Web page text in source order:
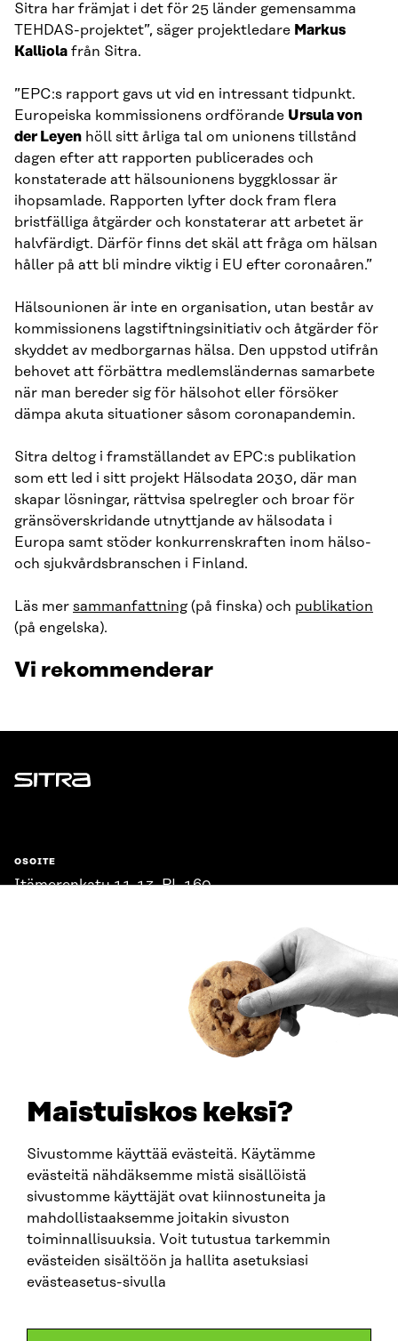
Maistuiskos keksi?
Sivustomme käyttää evästeitä. Käytämme
evästeitä nähdäksemme mistä sisällöistä
sivustomme käyttäjät ovat kiinnostuneita ja
mahdollistaaksemme joitakin sivuston
toiminnallisuuksia. Voit tutustua tarkemmin
evästeiden sisältöön ja hallita asetuksiasi
evästeasetus-sivulla
Sitra har främjat i det för 25 länder gemensamma
TEHDAS-projektet”, säger projektledare Markus
Kalliola från Sitra.
”EPC:s rapport gavs ut vid en intressant tidpunkt.
Europeiska kommissionens ordförande Ursula von
der Leyen höll sitt årliga tal om unionens tillstånd
dagen efter att rapporten publicerades och
konstaterade att hälsounionens byggklossar är
ihopsamlade. Rapporten lyfter dock fram flera
bristfälliga åtgärder och konstaterar att arbetet är
halvfärdigt. Därför finns det skäl att fråga om hälsan
håller på att bli mindre viktig i EU efter coronaåren.”
Hälsounionen är inte en organisation, utan består av
kommissionens lagstiftningsinitiativ och åtgärder för
skyddet av medborgarnas hälsa. Den uppstod utifrån
behovet att förbättra medlemsländernas samarbete
när man bereder sig för hälsohot eller försöker
dämpa akuta situationer såsom coronapandemin.
Sitra deltog i framställandet av EPC:s publikation
som ett led i sitt projekt Hälsodata 2030, där man
skapar lösningar, rättvisa spelregler och broar för
gränsöverskridande utnyttjande av hälsodata i
Europa samt stöder konkurrenskraften inom hälso-
och sjukvårdsbranschen i Finland.
Läs mer sammanfattning(på finska) och publikation
(på engelska).
Vi rekommenderar
Sitra
OSOITE
Itämerenkatu 11-13, PL 160,
SITRA SOSIAALISESSA MEDIASSA
LinkedIn
Instagram
YouTube